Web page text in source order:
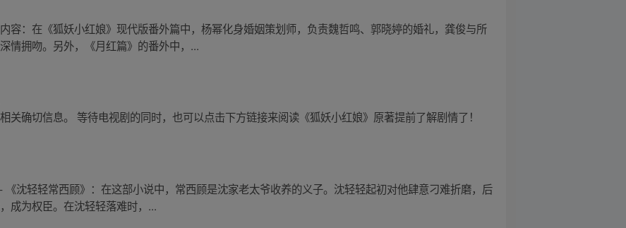
容：在《狐妖小红娘》现代版番外篇中，杨幂化身婚姻策划师，负责魏哲鸣、郭晓婷的婚礼，龚俊与所
情拥吻。另外，《月红篇》的番外中，...
关确切信息。 等待电视剧的同时，也可以点击下方链接来阅读《狐妖小红娘》原著提前了解剧情了！
《沈轻轻常西顾》：在这部小说中，常西顾是沈家老太爷收养的义子。沈轻轻起初对他肆意刁难折磨，后
成为权臣。在沈轻轻落难时，...